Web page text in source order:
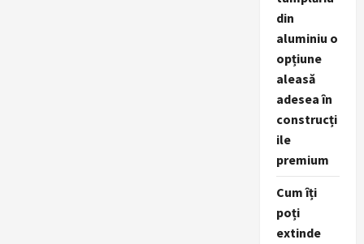
din
aluminiu o
opțiune
aleasă
adesea în
construcți
ile
premium
Cum îți
poți
extinde